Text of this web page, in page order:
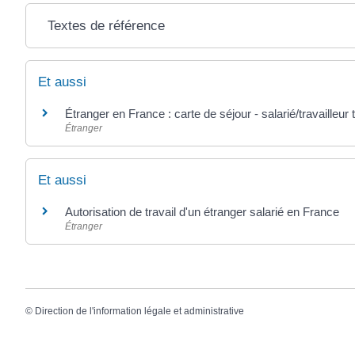
Textes de référence
Et aussi
Étranger en France : carte de séjour - salarié/travailleur
Étranger
Et aussi
Autorisation de travail d'un étranger salarié en France
Étranger
© Direction de l'information légale et administrative